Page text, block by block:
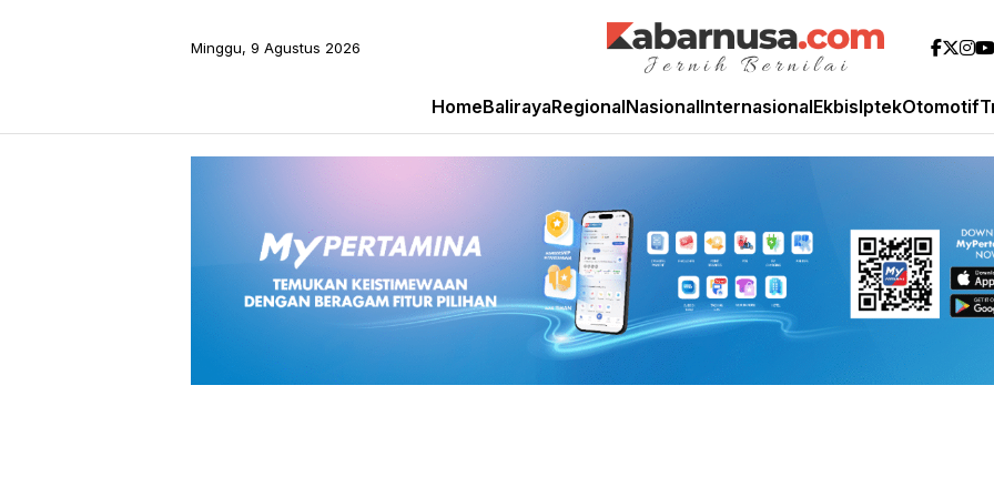
Minggu, 9 Agustus 2026
HomeBalirayaRegionalNasionalInternasionalEkbisIptekOtomotif